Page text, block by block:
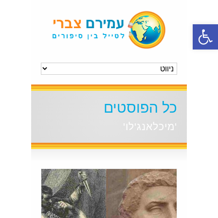
פתח סרגל נגישות
כל הפוסטים
'מיכלאנג'לו'